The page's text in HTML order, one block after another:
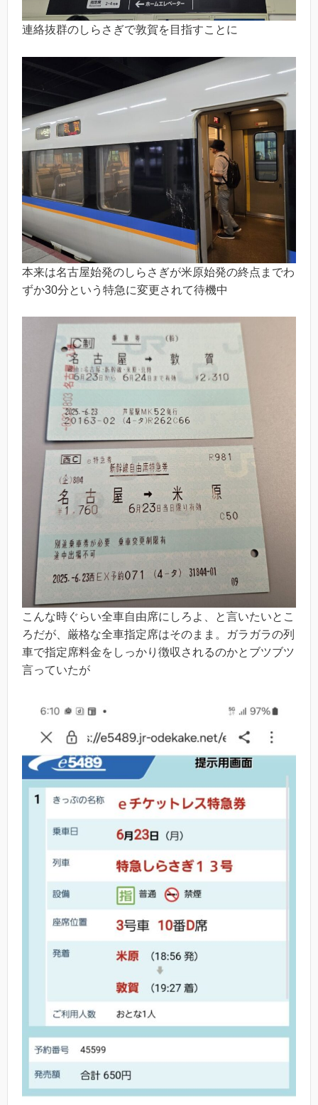
連絡抜群のしらさぎで敦賀を目指すことに
本来は名古屋始発のしらさぎが米原始発の終点までわ
ずか30分という特急に変更されて待機中
こんな時ぐらい全車自由席にしろよ、と言いたいとこ
ろだが、厳格な全車指定席はそのまま。ガラガラの列
車で指定席料金をしっかり徴収されるのかとブツブツ
言っていたが